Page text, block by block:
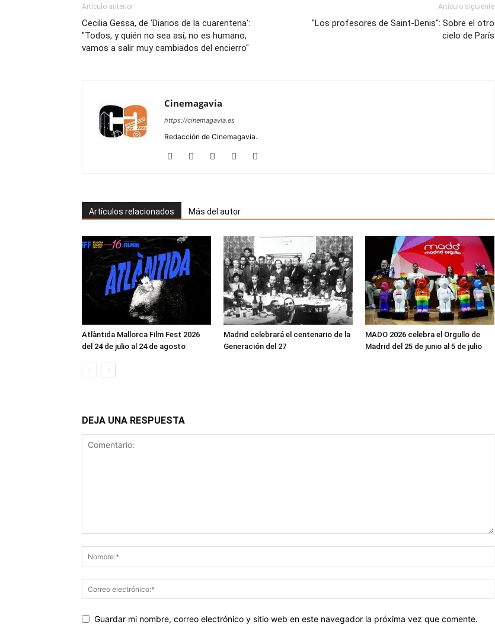
Artículo anterior
Cecilia Gessa, de 'Diarios de la cuarentena':
"Todos, y quién no sea así, no es humano,
vamos a salir muy cambiados del encierro"
Artículo siguiente
"Los profesores de Saint-Denis": Sobre el otro
cielo de París
Cinemagavia
https://cinemagavia.es
Redacción de Cinemagavia.
Artículos relacionados Más del autor
Atlàntida Mallorca Film Fest 2026
del 24 de julio al 24 de agosto
Madrid celebrará el centenario de la
Generación del 27
MADO 2026 celebra el Orgullo de
Madrid del 25 de junio al 5 de julio
DEJA UNA RESPUESTA
Guardar mi nombre, correo electrónico y sitio web en este navegador la próxima vez que comente.